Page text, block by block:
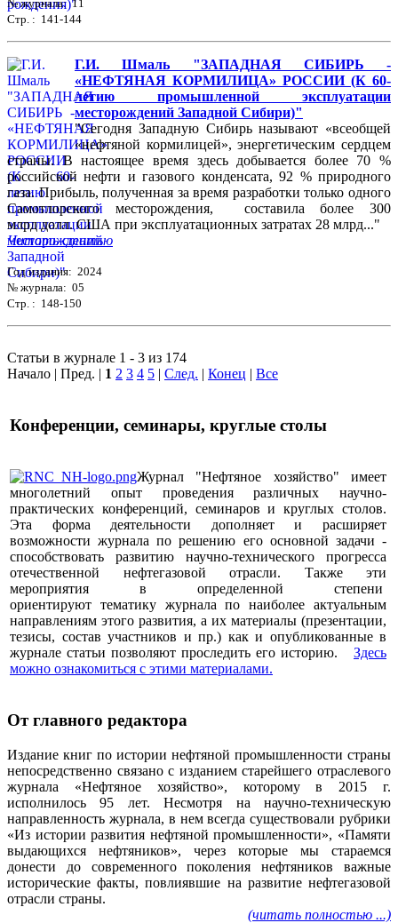
№ журнала: 11
Стр. : 141-144
Г.И. Шмаль "ЗАПАДНАЯ СИБИРЬ -
«НЕФТЯНАЯ КОРМИЛИЦА» РОССИИ (К 60-
летию промышленной эксплуатации
месторождений Западной Сибири)"
"Сегодня Западную Сибирь называют «всеобщей
«нефтяной кормилицей», энергетическим сердцем
страны. В настоящее время здесь добывается более 70 %
российской нефти и газового конденсата, 92 % природного
газа. Прибыль, полученная за время разработки только одного
Самотлорского месторождения, составила более 300
млрд долл. США при эксплуатационных затратах 28 млрд..."
Читать статью
Год издания: 2024
№ журнала: 05
Стр. : 148-150
Статьи в журнале 1 - 3 из 174
Начало | Пред. | 1 2 3 4 5 | След. | Конец | Все
Конференции, семинары, круглые столы
Журнал "Нефтяное хозяйство" имеет
многолетний опыт проведения различных научно-
практических конференций, семинаров и круглых столов.
Эта форма деятельности дополняет и расширяет
возможности журнала по решению его основной задачи -
способствовать развитию научно-технического прогресса
отечественной нефтегазовой отрасли. Также эти
мероприятия в определенной степени
ориентируют тематику журнала по наиболее актуальным
направлениям этого развития, а их материалы (презентации,
тезисы, состав участников и пр.) как и опубликованные в
журнале статьи позволяют проследить его историю. Здесь
можно ознакомиться с этими материалами.
От главного редактора
Издание книг по истории нефтяной промышленности страны
непосредственно связано с изданием старейшего отраслевого
журнала «Нефтяное хозяйство», которому в 2015 г.
исполнилось 95 лет. Несмотря на научно-техническую
направленность журнала, в нем всегда существовали рубрики
«Из истории развития нефтяной промышленности», «Памяти
выдающихся нефтяников», через которые мы стараемся
донести до современного поколения нефтяников важные
исторические факты, повлиявшие на развитие нефтегазовой
отрасли страны.
(читать полностью ...)